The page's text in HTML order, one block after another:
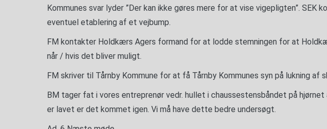
Kommunes svar lyder ”Der kan ikke gøres mere for at vise vigepligten”. SEK
eventuel etablering af et vejbump.
FM kontakter Holdkærs Agers formand for at lodde stemningen for at
når / hvis det bliver muligt.
FM skriver til Tårnby Kommune for at få Tårnby Kommunes syn på lukning af
BM tager fat i vores entreprenør vedr. hullet i chaussestensbåndet på
er lavet er det kommet igen. Vi må have dette bedre undersøgt.